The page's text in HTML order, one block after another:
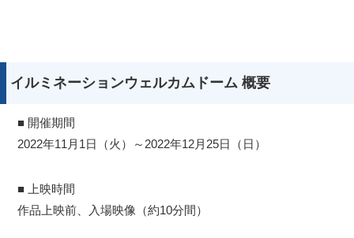
イルミネーションウェルカムドーム 概要
■ 開催期間
2022年11月1日（火）～2022年12月25日（日）
■ 上映時間
作品上映前、入場映像（約10分間）